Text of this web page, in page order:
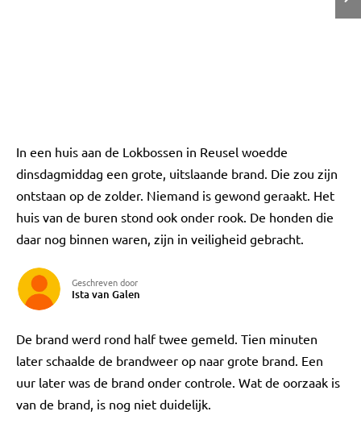
In een huis aan de Lokbossen in Reusel woedde
dinsdagmiddag een grote, uitslaande brand. Die zou zijn
ontstaan op de zolder. Niemand is gewond geraakt. Het
huis van de buren stond ook onder rook. De honden die
daar nog binnen waren, zijn in veiligheid gebracht.
Geschreven door
Ista van Galen
De brand werd rond half twee gemeld. Tien minuten
later schaalde de brandweer op naar grote brand. Een
uur later was de brand onder controle. Wat de oorzaak is
van de brand, is nog niet duidelijk.